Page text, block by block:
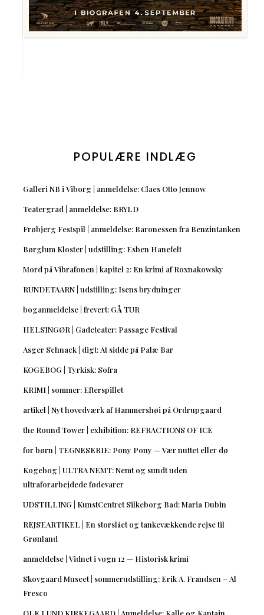
POPULÆRE INDLÆG
Galleri NB i Viborg | anmeldelse: Claes Otto Jennow
Teatergrad | anmeldelse: BRYLD
Frøbjerg Festspil | anmeldelse: Baronessen fra Benzintanken
Børglum Kloster | udstilling: Esben Hanefelt
Mord på Vibrafonen | kapitel 2: En krimi af Roxnakowsky
RUNDETAARN | udstilling: Isens brydninger
boganmeldelse | frevert: GÅ TUR
HELSINGØR | Gadeteater: Passage Festival
Asger Schnack | digt: At sidde på Palæ Bar
KOGEBOG | Tyrkisk: Sofra
KRIMI | sommer: Efterspillet
artikel | Nyt hovedværk af Hammershøi på Ordrupgaard
the Round Tower | exhibition: REFRACTIONS OF ICE
for børn | TEGNESERIE: Pony Pony — Vær nuttet eller dø
Kogebog | ULTRA NEMT: Nemt og sundt uden
ultraforarbejdede fødevarer
UDSTILLING | KunstCentret Silkeborg Bad: Maria Dubin
REJSEARTIKEL | En storslået og tankevækkende rejse til
Grønland
anmeldelse | Vidnet i vogn 12 — Historisk krimi
Skovgaard Museet | sommerudstilling: Erik A. Frandsen – Al
Fresco
OLE LUND KIRKEGAARD | Anmeldelse: Kalle og Kaptajn